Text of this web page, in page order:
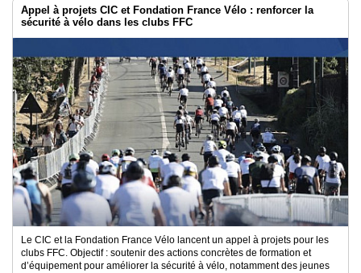
Appel à projets CIC et Fondation France Vélo : renforcer la
sécurité à vélo dans les clubs FFC
Le CIC et la Fondation France Vélo lancent un appel à projets pour les
clubs FFC. Objectif : soutenir des actions concrètes de formation et
d’équipement pour améliorer la sécurité à vélo, notamment des jeunes